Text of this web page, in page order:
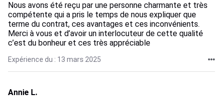
Nous avons été reçu par une personne charmante et très
compétente qui a pris le temps de nous expliquer que
terme du contrat, ces avantages et ces inconvénients.
Merci à vous et d’avoir un interlocuteur de cette qualité
c’est du bonheur et ces très appréciable
Expérience du : 13 mars 2025
Annie L.